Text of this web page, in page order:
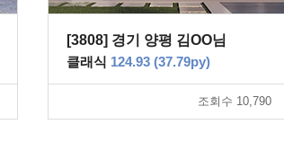
[3808] 경기 양평 김OO님
클래식 124.93 (37.79py)
조회수 10,790